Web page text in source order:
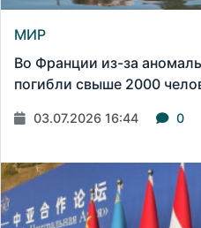
МИР
Во Франции из-за
погибли свыше 2000
03.07.2026 16:44 0